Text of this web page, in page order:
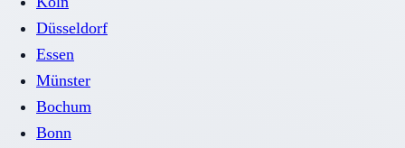
Düsseldorf
Essen
Münster
Bochum
Bonn